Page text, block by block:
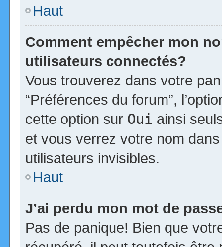
Haut
Comment empêcher mon
utilisateurs connectés?
Vous trouverez dans votre
“Préférences du forum”,
cette option sur Oui ainsi
et vous verrez votre nom
utilisateurs invisibles.
Haut
J’ai perdu mon mot de
Pas de panique! Bien que